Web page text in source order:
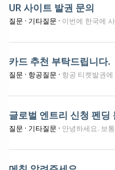
UR 사이트 발권 문의
질문 · 기타질문 · 이번에 한국에 사는 동생이 놀러와서 체이스 UR 사이트에서 UR 포인트로 대한항공(ICN-JFK)을 발권했습니다. (사실, 가격이 올랐길래 더 오르기 전에 급하게 예매를 해서... 발권 해놓고 걱정스런 마음에 질문 드립니다. 24시간 안에 캔
카드 추천 부탁드립니다.
질문 · 항공질문 · 항공 티켓발권에 유리한 마일리지 카드 추천 부탁드립니다. 델타에 마일리지가 쫌 잇긴하는데 amex 만 있더라
글로벌 엔트리 신청 펜딩
질문 · 기타질문 · 안녕하세요. 보통 글로벌 엔트리 conditional approval